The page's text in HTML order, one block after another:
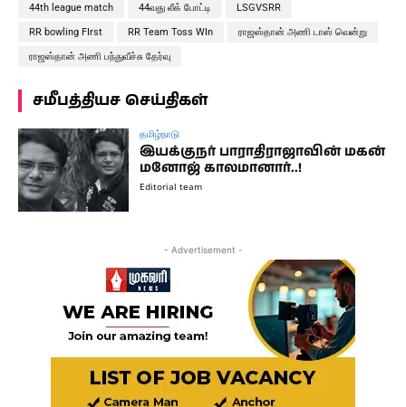
44th league match 44வது லீக் போட்டி LSGVSRR
RR bowling FIrst RR Team Toss WIn ராஜஸ்தான் அணி டாஸ் வென்று
ராஜஸ்தான் அணி பந்துவீச்சு தேர்வு
சமீபத்தியச செய்திகள்
தமிழ்நாடு
இயக்குநர் பாராதிராஜாவின் மகன்
மனோஜ் காலமானார்..!
Editorial team
- Advertisement -